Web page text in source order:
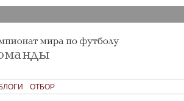
БЛОГИ ОТБОР